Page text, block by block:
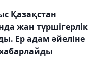
Қазақстан
жан түршігерлік
Ер адам әйеліне